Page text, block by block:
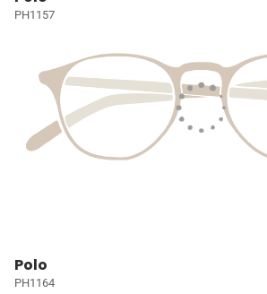
PH1157
Polo
PH1164